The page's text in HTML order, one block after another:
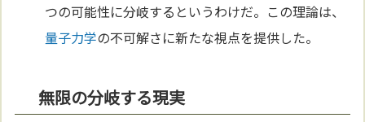
つの可能性に分岐するというわけだ。この理論は、
量子力学の不可解さに新たな視点を提供した。
無限の分岐する現実